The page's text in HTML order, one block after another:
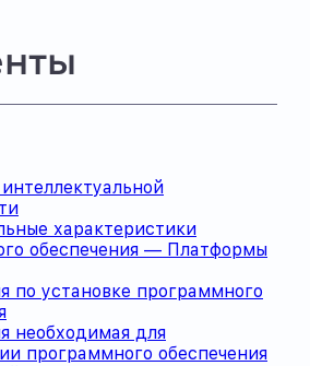
характеристики
обеспечения — Платформы
по установке программного
необходимая для
программного обеспечения